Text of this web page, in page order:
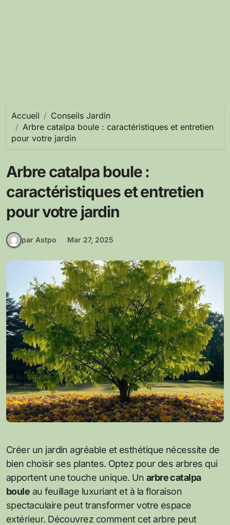
Accueil
Conseils Jardin
Arbre catalpa boule : caractéristiques et entretien
pour votre jardin
Arbre catalpa boule :
caractéristiques et entretien
pour votre jardin
par Astpo Mar 27, 2025
Créer un jardin agréable et esthétique nécessite de
bien choisir ses plantes. Optez pour des arbres qui
apportent une touche unique. Un arbre catalpa
boule au feuillage luxuriant et à la floraison
spectaculaire peut transformer votre espace
extérieur. Découvrez comment cet arbre peut